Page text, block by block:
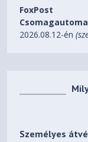
FoxPost
2026.08.12-én
Személyes